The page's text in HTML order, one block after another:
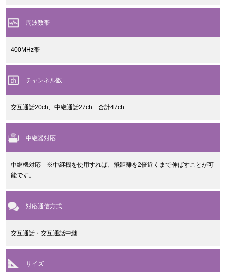
周波数帯
400MHz帯
チャンネル数
交互通話20ch、中継通話27ch 合計47ch
中継器対応
中継機対応 ※中継機を使用すれば、飛距離を2倍近くまで伸ばすことが可
能です。
対応通信方式
交互通話・交互通話中継
サイズ